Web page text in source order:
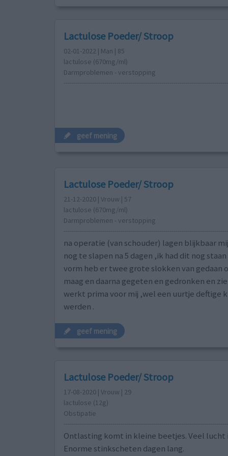
Lactulose Poeder/ Stroop
02-01-2022 | Man | 85
lactulose (670mg/ml)
Darmproblemen - verstopping
geef mening
Lactulose Poeder/ Stroop
21-12-2020 | Vrouw | 57
lactulose (670mg/ml)
Darmproblemen - verstopping
na operatie (van schouder) lagen blijkbaar
nog te slapen na 5 dagen ,ik had dit nog
vorm heb er twee grote slokken van gedaan
maag en daarna gegeten en gedronken en
werkt prima voor mij ,wel een uurtje deftige
werden .
geef mening
Lactulose Poeder/ Stroop
17-08-2020 | Vrouw | 29
lactulose (12g)
Obstipatie
Ontlasting komt in kleine beetjes. Veel lucht
Enorme stinkscheten dagen lang.